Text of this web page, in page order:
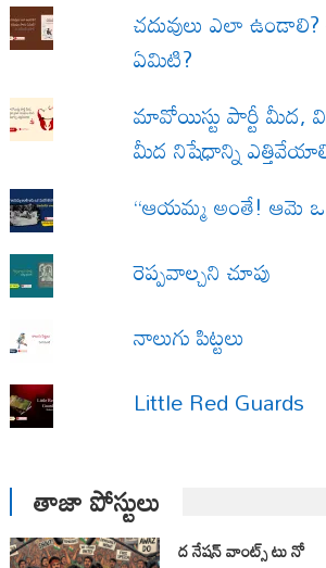
చదువులు ఎలా
ఏమిటి?
మావోయిస్టు పార్టీ మీద,
మీద నిషేధాన్ని
“ఆయమ్మ అంతే! ఆమె
రెప్పవాల్చని చూపు
నాలుగు పిట్టలు
Little Red Guards
తాజా పోస్టులు
ద నేషన్ వాంట్స్ టు నో